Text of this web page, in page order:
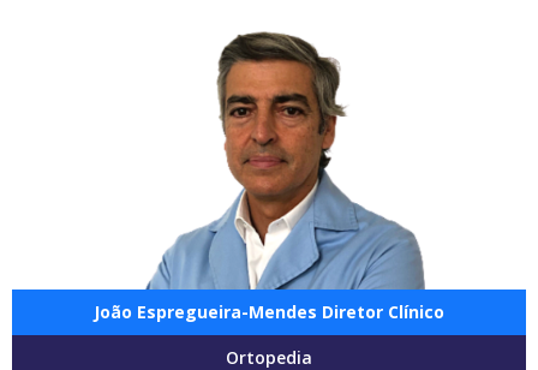
João Espregueira-Mendes Diretor Clínico
Ortopedia